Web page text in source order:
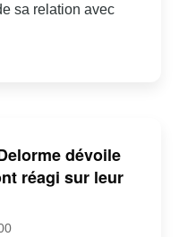
sa relation avec
dévoile
réagi sur leur